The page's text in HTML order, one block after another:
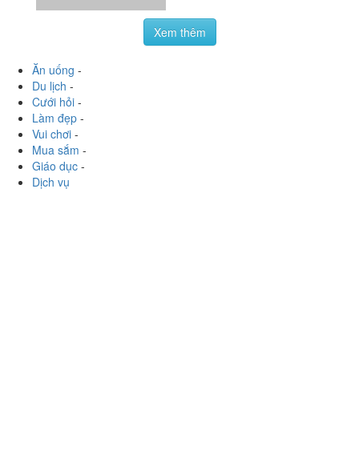
Xem thêm
Ăn uống -
Du lịch -
Cưới hỏi -
Làm đẹp -
Vui chơi -
Mua sắm -
Giáo dục -
Dịch vụ